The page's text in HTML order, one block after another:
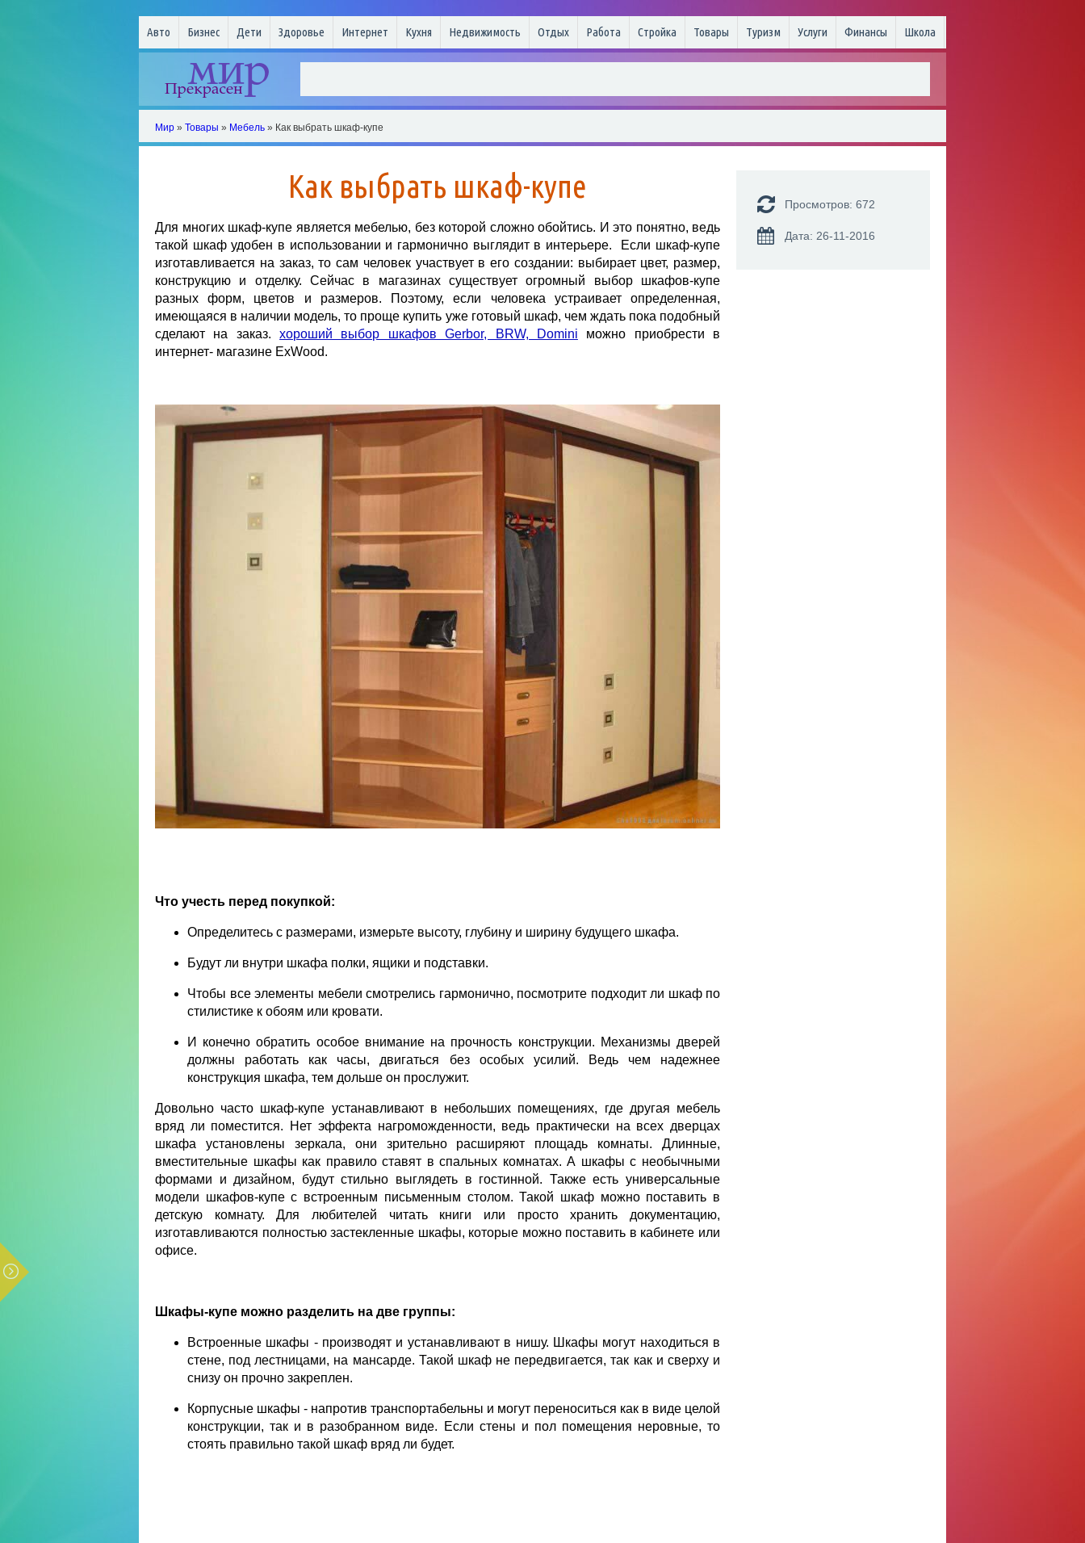
Авто Бизнес Дети Здоровье Интернет Кухня Недвижимость Отдых Работа Стройка Товары Туризм Услуги Финансы Школа
Мир » Товары » Мебель » Как выбрать шкаф-купе
Как выбрать шкаф-купе
Для многих шкаф-купе является мебелью, без которой сложно обойтись. И это понятно, ведь
такой шкаф удобен в использовании и гармонично выглядит в интерьере. Если шкаф-купе
изготавливается на заказ, то сам человек участвует в его создании: выбирает цвет, размер,
конструкцию и отделку. Сейчас в магазинах существует огромный выбор шкафов-купе
разных форм, цветов и размеров. Поэтому, если человека устраивает определенная,
имеющаяся в наличии модель, то проще купить уже готовый шкаф, чем ждать пока подобный
сделают на заказ.хороший выбор шкафов Gerbor, BRW, Domini можно приобрести в
интернет- магазине ExWood.
Что учесть перед покупкой:
Определитесь с размерами, измерьте высоту, глубину и ширину будущего шкафа.
Будут ли внутри шкафа полки, ящики и подставки.
Чтобы все элементы мебели смотрелись гармонично, посмотрите подходит ли шкаф по
стилистике к обоям или кровати.
И конечно обратить особое внимание на прочность конструкции. Механизмы дверей
должны работать как часы, двигаться без особых усилий. Ведь чем надежнее
конструкция шкафа, тем дольше он прослужит.
Довольно часто шкаф-купе устанавливают в небольших помещениях, где другая мебель
вряд ли поместится. Нет эффекта нагроможденности, ведь практически на всех дверцах
шкафа установлены зеркала, они зрительно расширяют площадь комнаты. Длинные,
вместительные шкафы как правило ставят в спальных комнатах. А шкафы с необычными
формами и дизайном, будут стильно выглядеть в гостинной. Также есть универсальные
модели шкафов-купе с встроенным письменным столом. Такой шкаф можно поставить в
детскую комнату. Для любителей читать книги или просто хранить документацию,
изготавливаются полностью застекленные шкафы, которые можно поставить в кабинете или
офисе.
Шкафы-купе можно разделить на две группы:
Встроенные шкафы - производят и устанавливают в нишу. Шкафы могут находиться в
стене, под лестницами, на мансарде. Такой шкаф не передвигается, так как и сверху и
снизу он прочно закреплен.
Корпусные шкафы - напротив транспортабельны и могут переноситься как в виде целой
конструкции, так и в разобранном виде. Если стены и пол помещения неровные, то
стоять правильно такой шкаф вряд ли будет.
Просмотров: 672
Дата: 26-11-2016